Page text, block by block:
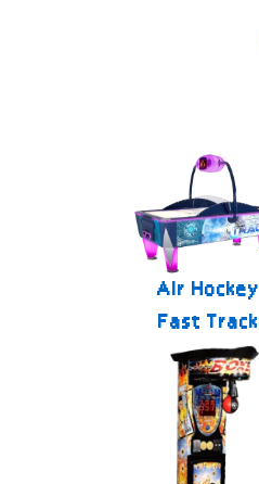
Air Hockey
Fast Track